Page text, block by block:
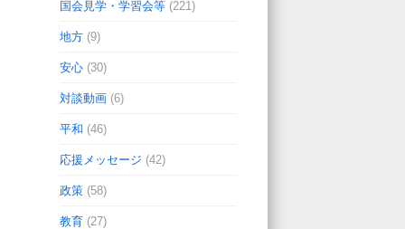
国会見学・学習会等 (221)
地方 (9)
安心 (30)
対談動画 (6)
平和 (46)
応援メッセージ (42)
政策 (58)
教育 (27)